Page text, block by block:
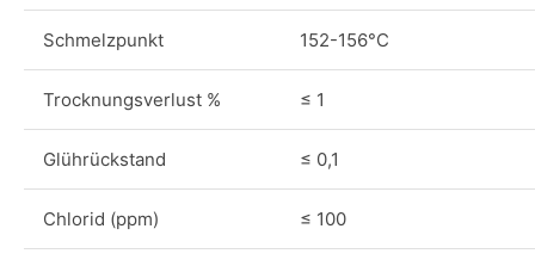
Schmelzpunkt 152-156°C
Trocknungsverlust % ≤ 1
Glührückstand ≤ 0,1
Chlorid (ppm) ≤ 100